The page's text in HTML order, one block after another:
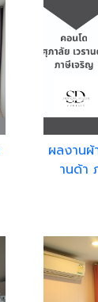
ผลงานผ้
านด้า